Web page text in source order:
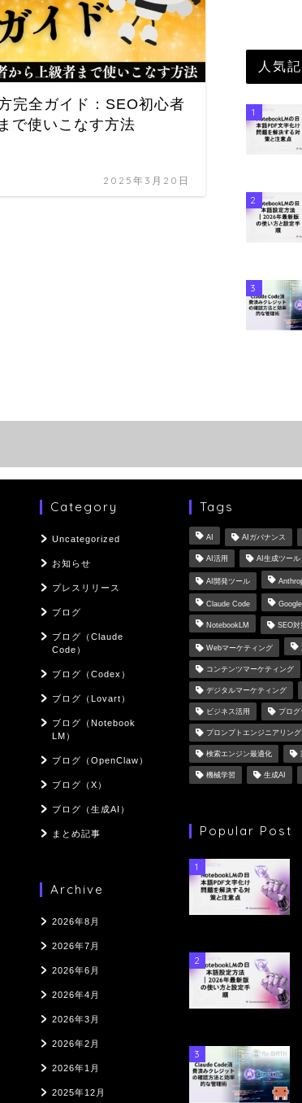
完全ガイド：SEO初心者
で使いこなす方法
2025年3月20日
人気
1
2
3
Category
Uncategorized
お知らせ
プレスリリース
ブログ
ブログ（Claude
Code）
ブログ（Codex）
ブログ（Lovart）
ブログ（Notebook
LM）
ブログ（OpenClaw）
ブログ（X）
ブログ（生成AI）
まとめ記事
Archive
2026年8月
2026年7月
2026年6月
2026年4月
2026年3月
2026年2月
2026年1月
2025年12月
Tags
AI AIガバナンス
AI活用 AI生成ツール
AI開発ツール
Claude Code Google
NotebookLM SEO対
Webマーケティング
コンテンツマーケティング
デジタルマーケティング
ビジネス活用 プロ
プロンプトエンジニアリング
検索エンジン最適化
機械学習 生成AI
Popular Post
1
2
3